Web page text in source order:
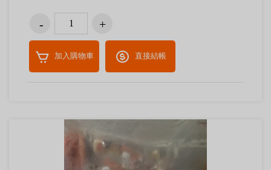
加入購物車 直接結帳